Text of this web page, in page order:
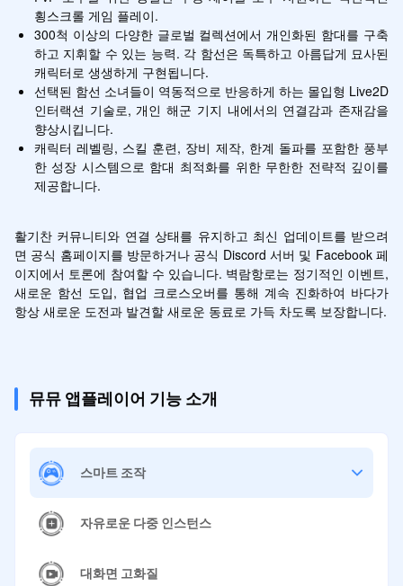
횡스크롤 게임 플레이.
300척 이상의 다양한 글로벌 컬렉션에서 개인화된 함대를 구축
하고 지휘할 수 있는 능력. 각 함선은 독특하고 아름답게 묘사된
캐릭터로 생생하게 구현됩니다.
선택된 함선 소녀들이 역동적으로 반응하게 하는 몰입형 Live2D
인터랙션 기술로, 개인 해군 기지 내에서의 연결감과 존재감을
향상시킵니다.
캐릭터 레벨링, 스킬 훈련, 장비 제작, 한계 돌파를 포함한 풍부
한 성장 시스템으로 함대 최적화를 위한 무한한 전략적 깊이를
제공합니다.
활기찬 커뮤니티와 연결 상태를 유지하고 최신 업데이트를 받으려
면 공식 홈페이지를 방문하거나 공식 Discord 서버 및 Facebook 페
이지에서 토론에 참여할 수 있습니다. 벽람항로는 정기적인 이벤트,
새로운 함선 도입, 협업 크로스오버를 통해 계속 진화하여 바다가
항상 새로운 도전과 발견할 새로운 동료로 가득 차도록 보장합니다.
뮤뮤 앱플레이어 기능 소개
스마트 조작
자유로운 다중 인스턴스
대화면 고화질